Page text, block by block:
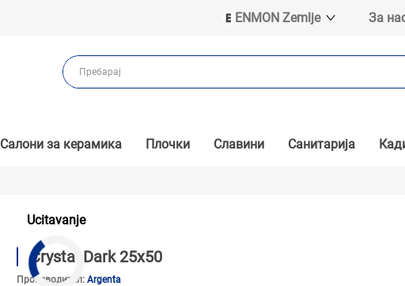
ENMON Zemlje
ENMON BIH
ENMON MKD
За
Салони за керамика Плочки Славини Санитарија
Ucitavanje
Crystal Dark 25x50
Производител: Argenta